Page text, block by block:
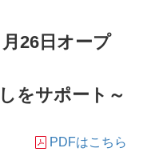
26日オープ
をサポート～
PDFはこちら